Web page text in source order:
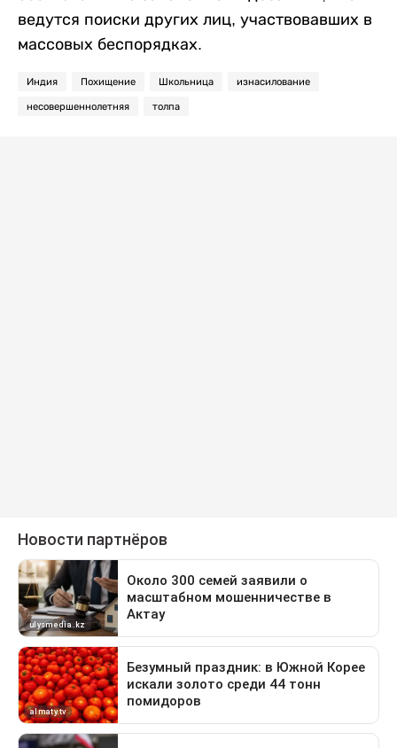
ведутся поиски других лиц, участвовавших в
массовых беспорядках.
Индия Похищение Школьница изнасилование
несовершеннолетняя толпа